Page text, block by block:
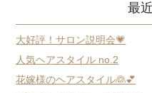
最
大好評！サロン説明会💗
人気ヘアスタイル no.2
花嫁様のヘアスタイル👰💕